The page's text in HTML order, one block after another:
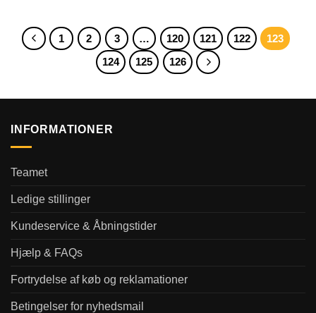
1 2 3 … 120 121 122
123
124
125 126
INFORMATIONER
Teamet
Ledige stillinger
Kundeservice & Åbningstider
Hjælp & FAQs
Fortrydelse af køb og reklamationer
Betingelser for nyhedsmail